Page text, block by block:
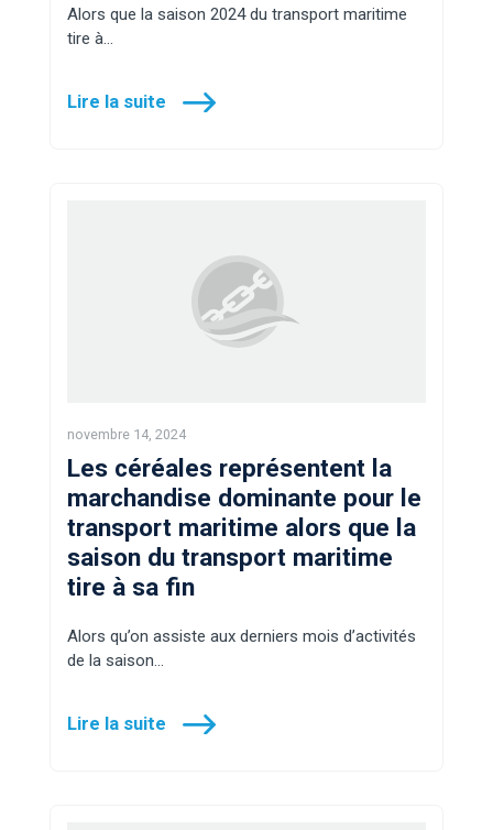
Alors que la saison 2024 du transport maritime
tire à…
Lire la suite
novembre 14, 2024
Les céréales représentent la
marchandise dominante pour le
transport maritime alors que la
saison du transport maritime
tire à sa fin
Alors qu’on assiste aux derniers mois d’activités
de la saison…
Lire la suite